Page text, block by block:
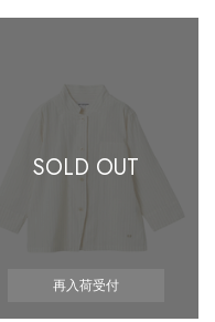
SOLD OUT
再入荷受付